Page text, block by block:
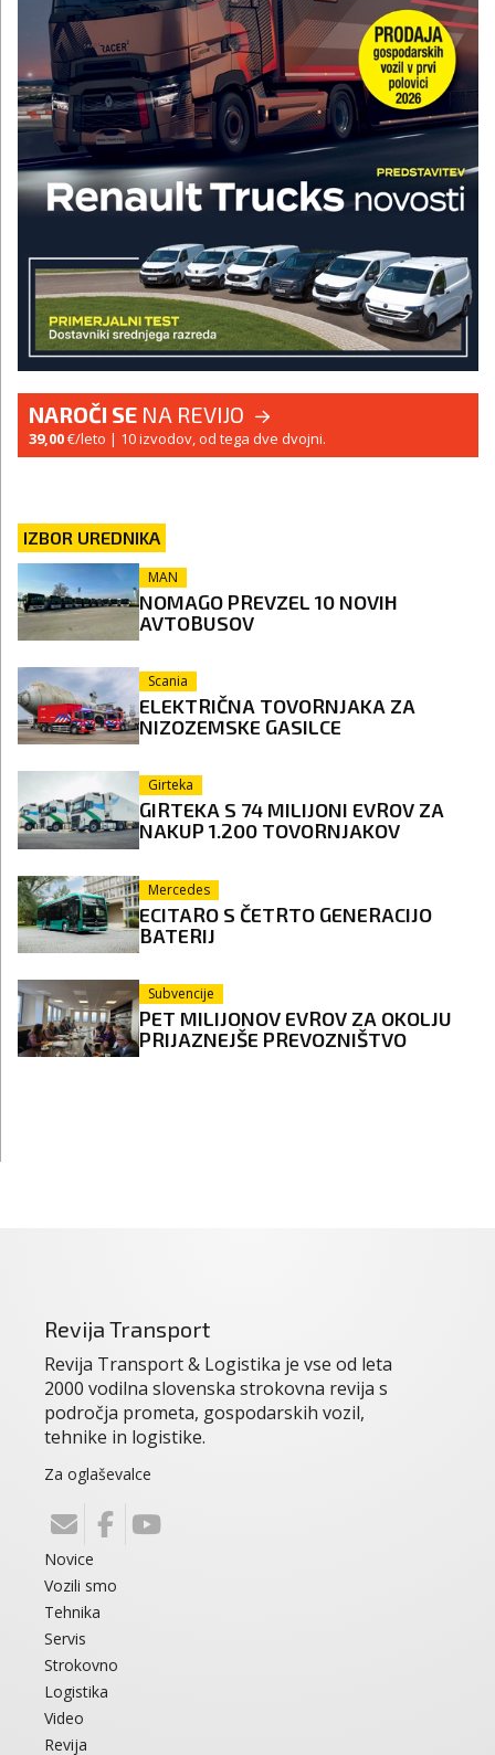
NAROČI SE NA REVIJO
39,00€/leto | 10 izvodov, od tega dve dvojni.
IZBOR UREDNIKA
MAN
NOMAGO PREVZEL 10 NOVIH
AVTOBUSOV
Scania
ELEKTRIČNA TOVORNJAKA ZA
NIZOZEMSKE GASILCE
Girteka
GIRTEKA S 74 MILIJONI EVROV ZA
NAKUP 1.200 TOVORNJAKOV
Mercedes
ECITARO S ČETRTO GENERACIJO
BATERIJ
Subvencije
PET MILIJONOV EVROV ZA OKOLJU
PRIJAZNEJŠE PREVOZNIŠTVO
Revija Transport
Revija Transport & Logistika je vse od leta
2000 vodilna slovenska strokovna revija s
področja prometa, gospodarskih vozil,
tehnike in logistike.
Za oglaševalce
Novice
Vozili smo
Tehnika
Servis
Strokovno
Logistika
Video
Revija